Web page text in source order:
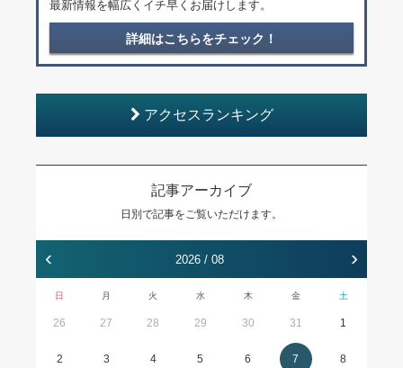
最新情報を幅広くイチ早くお届けします。
詳細はこちらをチェック！
アクセスランキング
記事アーカイブ
日別で記事をご覧いただけます。
‹ 2026 / 08 ›
日 月 火 水 木 金 土
26 27 28 29 30 31 1
2 3 4 5 6 7 8